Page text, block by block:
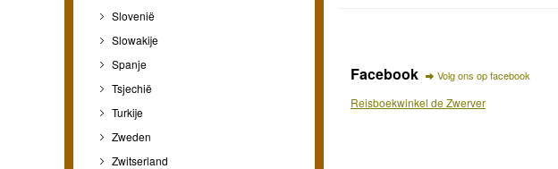
Slovenië
Slowakije
Spanje
Tsjechië
Turkije
Zweden
Zwitserland
Facebook Volg ons op facebook
Reisboekwinkel de Zwerver